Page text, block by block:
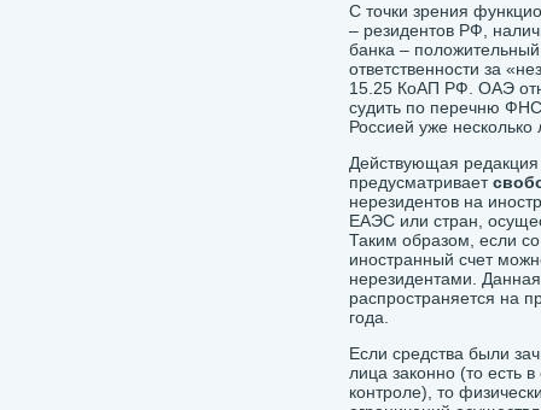
С точки зрения
– резидентов РФ,
банка –
ответственности за
15.25 КоАП РФ. ОАЭ
судить по перечню
Россией уже
Действующая
предусматривает
нерезидентов на
ЕАЭС или стран,
Таким образом, если
иностранный счет
нерезидентами.
распространяется на
года.
Если средства были
лица законно (то есть
контроле), то